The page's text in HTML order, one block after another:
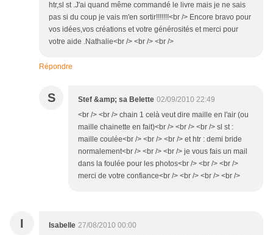
htr,sl st .J'ai quand même commandé le livre mais je ne sais
pas si du coup je vais m'en sortir!!!!!!!<br /> Encore bravo pour
vos idées,vos créations et votre générosités et merci pour
votre aide .Nathalie<br /> <br /> <br />
Répondre
S Stef &amp; sa Belette 02/09/2010 22:49
<br /> <br /> chain 1 celà veut dire maille en l'air (ou
maille chainette en fait)<br /> <br /> <br /> sl st :
maille coulée<br /> <br /> <br /> et htr : demi bride
normalement<br /> <br /> <br /> je vous fais un mail
dans la foulée pour les photos<br /> <br /> <br />
merci de votre confiance<br /> <br /> <br /> <br />
I Isabelle 27/08/2010 00:00